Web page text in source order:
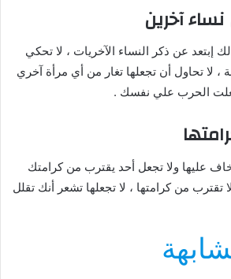
إبتعد عن ذكر النساء الآخريات ، لا تحكي
، لا تحاول أن تجعلها تغار من أي مرأة آخري
الحرب علي نفسك .
عليها ولا تجعل أحد يقترب من كرامتك
تقترب من كرامتها ، لا تجعلها تشعر أنك تقلل